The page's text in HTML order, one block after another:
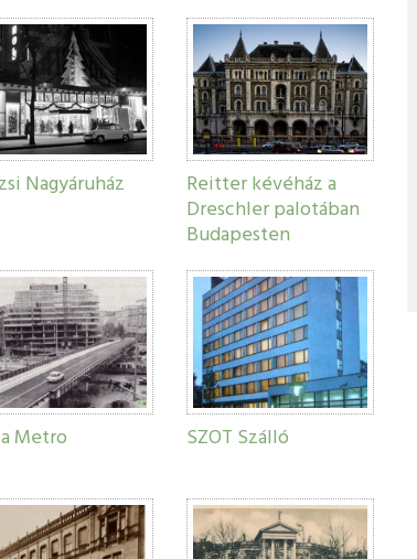
Nagyáruház Reitter kévéház a
Dreschler palotában
Budapesten
Metro SZOT Szálló